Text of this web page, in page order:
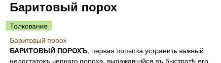
Баритовый порох
Толкование
Баритовый порох
БАРИТОВЫЙ ПОРОХЪ , первая попытка устранить важный
недостатокъ чернаго пороха, выражавшійся въ быстротѣ его